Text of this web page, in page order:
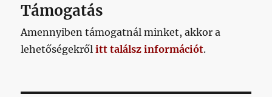
Támogatás
Amennyiben támogatnál minket, akkor a
lehetőségekrőlitt találsz információt.